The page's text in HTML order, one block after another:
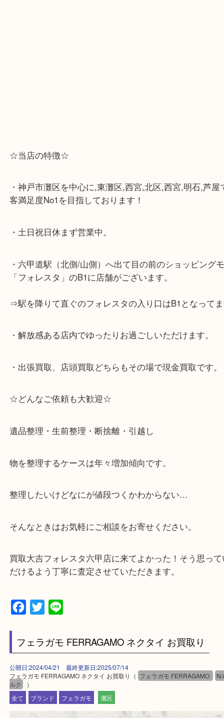
☆Googleマップ☆
☆当店の特徴☆
・神戸市灘区を中心に,東灘区,西宮,北区,西宮,明石,
・土日祝日休まず営業中。
・六甲道駅（北側/山側）へ出て目の前のショッピ
「フォレスタ」のB1に店舗がございます。
⇒駅を降りて直ぐのフォレスタの入り口はB1とな
・解放感ある店内でゆったりお過ごしいただけます
・出張買取、店頭買取どちらもその場で現金買取で
☆どんなご依頼も大歓迎☆